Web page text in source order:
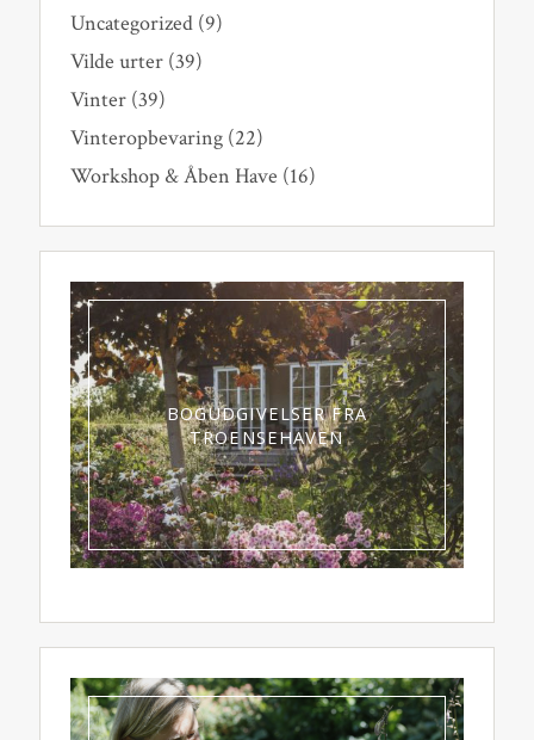
Uncategorized(9)
Vilde urter(39)
Vinter(39)
Vinteropbevaring(22)
Workshop & Åben Have (16)
BOGUDGIVELSER FRA
TROENSEHAVEN